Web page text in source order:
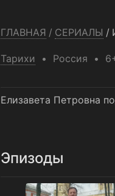
ГЛАВНАЯ / СЕРИАЛЫ /
Тарихи Россия
Елизавета Петровна
Эпизоды
Петр I: внутренняя